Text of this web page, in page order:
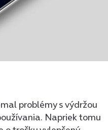
problémy s výdržou
Napriek tomu